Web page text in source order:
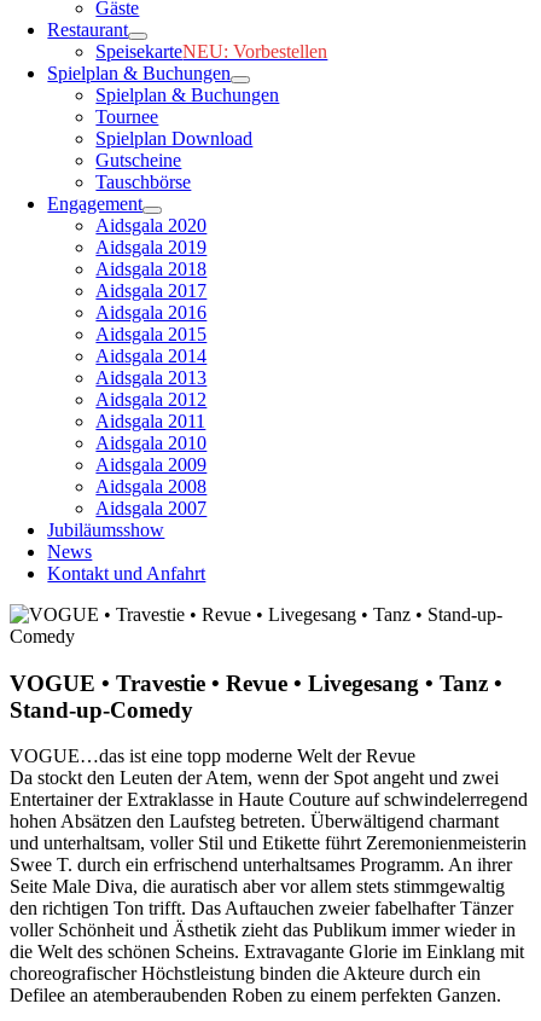
Gäste
Restaurant
SpeisekarteNEU: Vorbestellen
Spielplan & Buchungen
Spielplan & Buchungen
Tournee
Spielplan Download
Gutscheine
Tauschbörse
Engagement
Aidsgala 2020
Aidsgala 2019
Aidsgala 2018
Aidsgala 2017
Aidsgala 2016
Aidsgala 2015
Aidsgala 2014
Aidsgala 2013
Aidsgala 2012
Aidsgala 2011
Aidsgala 2010
Aidsgala 2009
Aidsgala 2008
Aidsgala 2007
Jubiläumsshow
News
Kontakt und Anfahrt
VOGUE • Travestie • Revue • Livegesang • Tanz •
Stand-up-Comedy
VOGUE…das ist eine topp moderne Welt der Revue
Da stockt den Leuten der Atem, wenn der Spot angeht und zwei
Entertainer der Extraklasse in Haute Couture auf schwindelerregend
hohen Absätzen den Laufsteg betreten. Überwältigend charmant
und unterhaltsam, voller Stil und Etikette führt Zeremonienmeisterin
Swee T. durch ein erfrischend unterhaltsames Programm. An ihrer
Seite Male Diva, die auratisch aber vor allem stets stimmgewaltig
den richtigen Ton trifft. Das Auftauchen zweier fabelhafter Tänzer
voller Schönheit und Ästhetik zieht das Publikum immer wieder in
die Welt des schönen Scheins. Extravagante Glorie im Einklang mit
choreografischer Höchstleistung binden die Akteure durch ein
Defilee an atemberaubenden Roben zu einem perfekten Ganzen.